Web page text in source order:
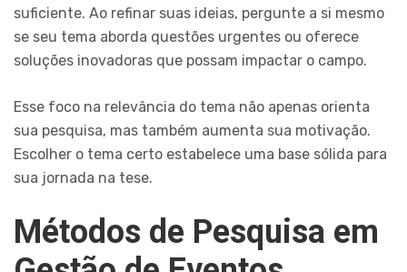
suficiente. Ao refinar suas ideias, pergunte a si mesmo
se seu tema aborda questões urgentes ou oferece
soluções inovadoras que possam impactar o campo.
Esse foco na relevância do tema não apenas orienta
sua pesquisa, mas também aumenta sua motivação.
Escolher o tema certo estabelece uma base sólida para
sua jornada na tese.
Métodos de Pesquisa em